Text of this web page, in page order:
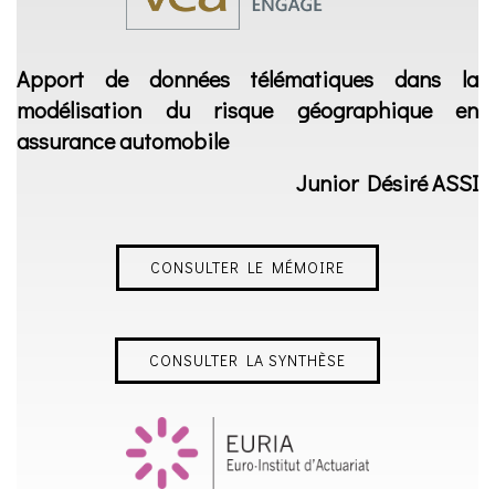
Apport de données télématiques dans la
modélisation du risque géographique en
assurance automobile
Junior Désiré ASSI
CONSULTER LE MÉMOIRE
CONSULTER LA SYNTHÈSE